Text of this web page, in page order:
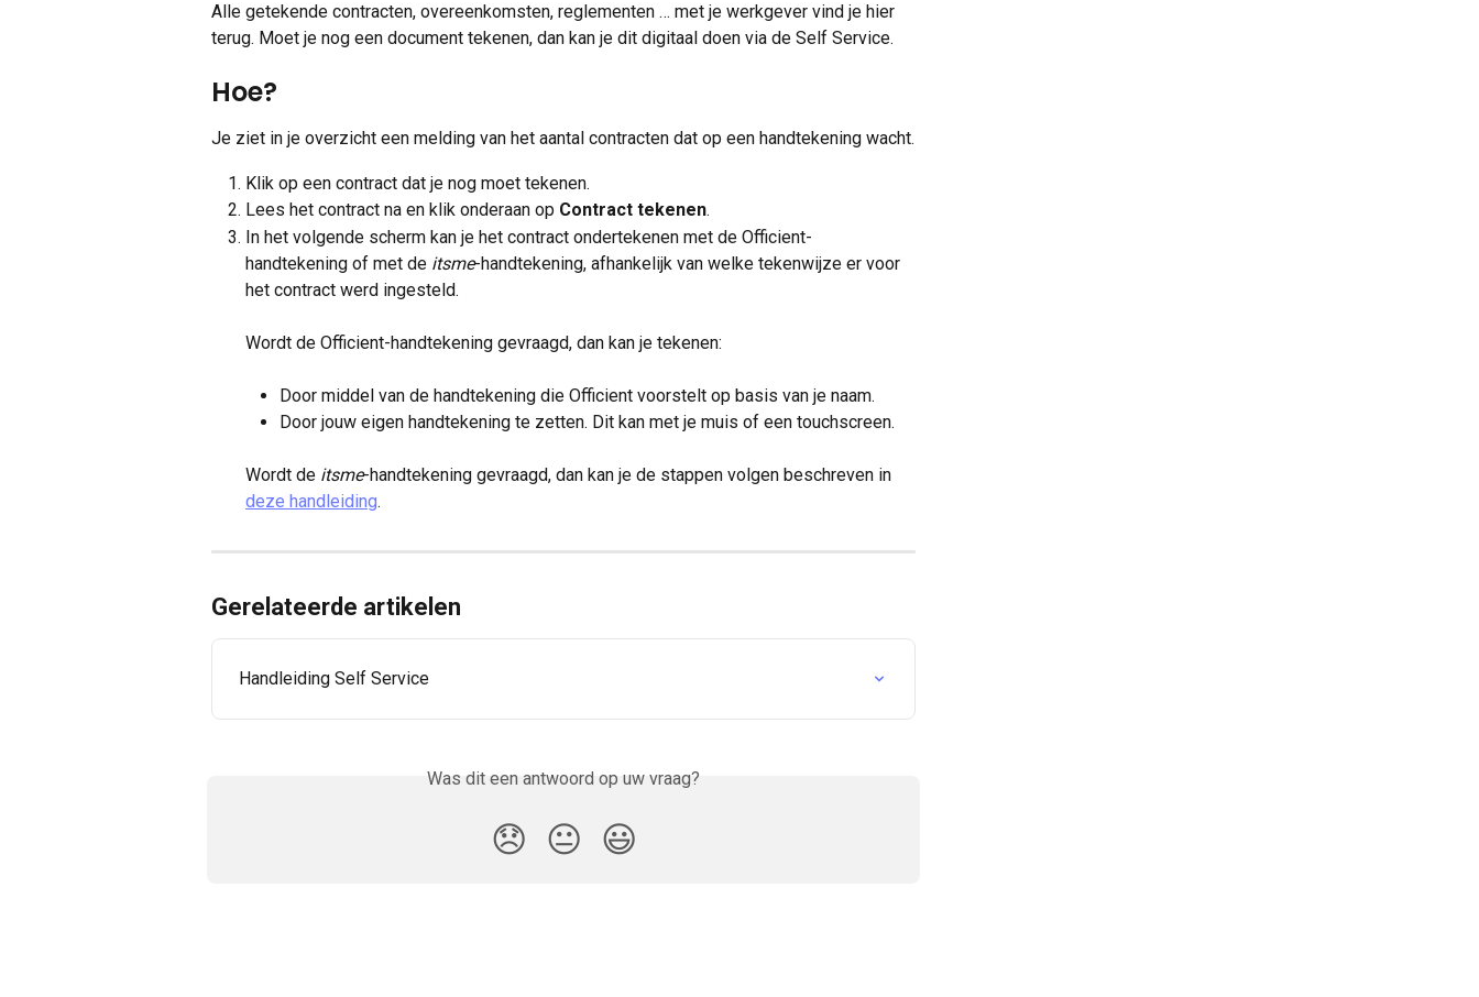
Alle getekende contracten, overeenkomsten, reglementen … met je werkgever vind je hier
terug. Moet je nog een document tekenen, dan kan je dit digitaal doen via de Self Service.
Hoe?
Je ziet in je overzicht een melding van het aantal contracten dat op een handtekening wacht.
Klik op een contract dat je nog moet tekenen.
Lees het contract na en klik onderaan op Contract tekenen.
In het volgende scherm kan je het contract ondertekenen met de Officient-
handtekening of met de itsme-handtekening, afhankelijk van welke tekenwijze er voor
het contract werd ingesteld.
Wordt de Officient-handtekening gevraagd, dan kan je tekenen:
Door middel van de handtekening die Officient voorstelt op basis van je naam.
Door jouw eigen handtekening te zetten. Dit kan met je muis of een touchscreen.
Wordt de itsme-handtekening gevraagd, dan kan je de stappen volgen beschreven in
deze handleiding.
Gerelateerde artikelen
Handleiding Self Service
Was dit een antwoord op uw vraag?
😞 😐 😃